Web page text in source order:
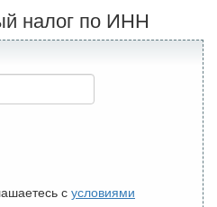
налог по ИНН
с условиями